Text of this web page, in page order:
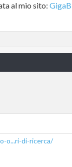
al mio sito:
o...ri-di-ricerca/